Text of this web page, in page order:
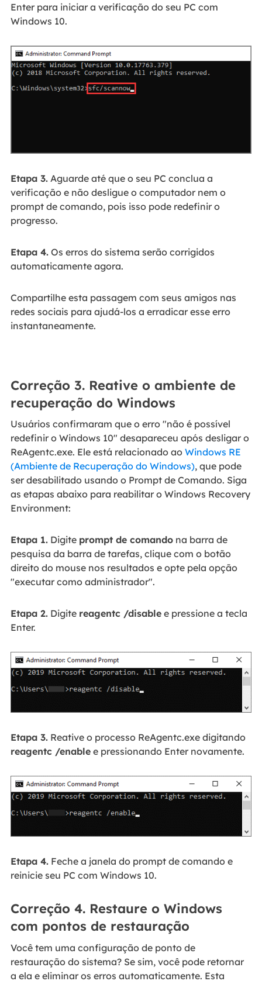
Enter para iniciar a verificação do seu PC com
Windows 10.
Etapa 3.Aguarde até que o seu PC conclua a
verificação e não desligue o computador nem o
prompt de comando, pois isso pode redefinir o
progresso.
Etapa 4.Os erros do sistema serão corrigidos
automaticamente agora.
Compartilhe esta passagem com seus amigos nas
redes sociais para ajudá-los a erradicar esse erro
instantaneamente.
Correção 3. Reative o ambiente de
recuperação do Windows
Usuários confirmaram que o erro "não é possível
redefinir o Windows 10" desapareceu após desligar o
ReAgentc.exe. Ele está relacionado ao Windows RE
(Ambiente de Recuperação do Windows), que pode
ser desabilitado usando o Prompt de Comando. Siga
as etapas abaixo para reabilitar o Windows Recovery
Environment:
Etapa 1.Digite prompt de comandona barra de
pesquisa da barra de tarefas, clique com o botão
direito do mouse nos resultados e opte pela opção
"executar como administrador".
Etapa 2.Digite reagentc /disablee pressione a tecla
Enter.
Etapa 3.Reative o processo ReAgentc.exe digitando
reagentc /enablee pressionando Enter novamente.
Etapa 4.Feche a janela do prompt de comando e
reinicie seu PC com Windows 10.
Correção 4. Restaure o Windows
com pontos de restauração
Você tem uma configuração de ponto de
restauração do sistema? Se sim, você pode retornar
a ela e eliminar os erros automaticamente. Esta